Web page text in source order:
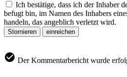
Ich bestätige, dass ich der Inhaber
befugt bin, im Namen des Inhabers
handeln, das angeblich verletzt wird.
Stornieren einreichen
Der Kommentarbericht wurde